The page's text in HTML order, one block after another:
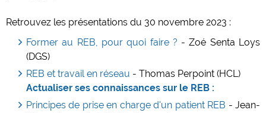
Retrouvez les présentations du 30 novembre 2023 :
Former au REB, pour quoi faire ? - Zoé Senta Loys
(DGS)
REB et travail en réseau - Thomas Perpoint (HCL)
Actualiser ses connaissances sur le REB :
Principes de prise en charge d'un patient REB - Jean-